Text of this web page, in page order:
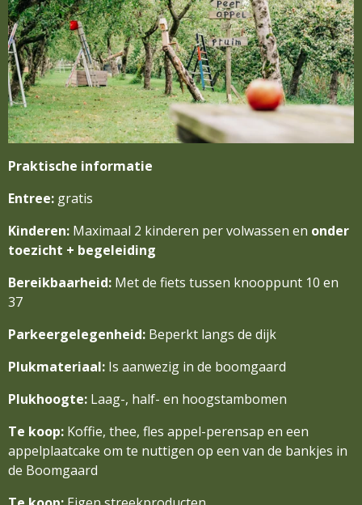
Praktische informatie
Entree: gratis
Kinderen: Maximaal 2 kinderen per volwassen en onder
toezicht + begeleiding
Bereikbaarheid: Met de fiets tussen knooppunt 10 en
37
Parkeergelegenheid: Beperkt langs de dijk
Plukmateriaal: Is aanwezig in de boomgaard
Plukhoogte: Laag-, half- en hoogstambomen
Te koop: Koffie, thee, fles appel-perensap en een
appelplaatcake om te nuttigen op een van de bankjes in
de Boomgaard